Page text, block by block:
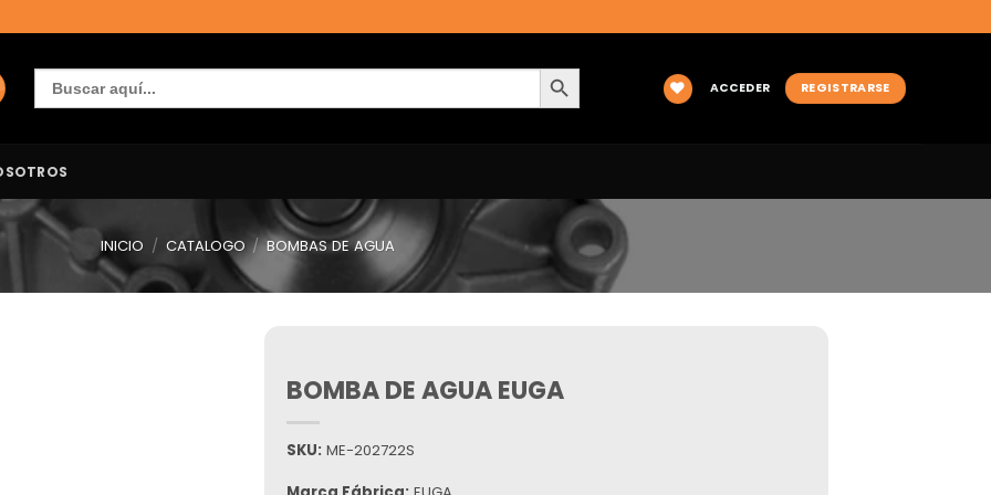
Buscar:
BOTÓN DE BÚSQUEDA
ACCEDER
REGISTRARSE
INICIO / CATALOGO / BOMBAS DE AGUA
BOMBA DE AGUA EUGA
SKU: ME-202722S